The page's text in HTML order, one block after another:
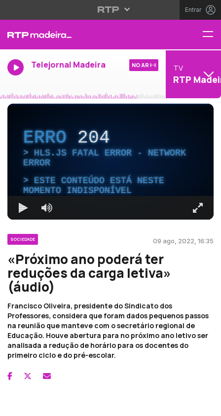
Entrar
Telejornal Madeira NO AR TV
RTP
ERRO204
HLS.JS FATAL ERROR - NETWORK
ERROR
ESTE CONTEÚDO ESTÁ NESTE
MOMENTO INDISPONÍVEL
SOCIEDADE 09 ago, 2022, 16:35
«Próximo ano poderá ter
reduções da carga letiva»
(áudio)
Francisco Oliveira, presidente do Sindicato dos
Professores, considera que foram dados pequenos passos
na reunião que manteve com o secretário regional de
Educação. Houve abertura para no próximo ano letivo ser
analisada a redução de horário para os docentes do
primeiro ciclo e do pré-escolar.